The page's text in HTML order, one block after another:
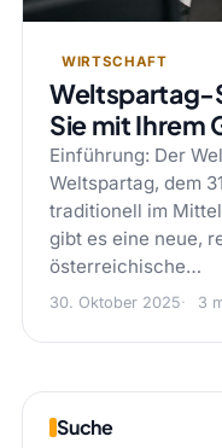
WIRTSCHAFT
Weltspartag-
Sie mit Ihrem
Einführung: Der
Weltspartag, dem
traditionell im
gibt es eine neue,
österreichische…
30. Oktober 2025 3
Suche